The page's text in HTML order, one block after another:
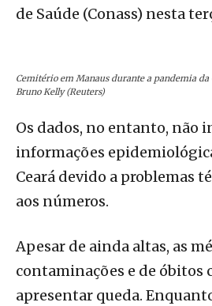
de Saúde (Conass) nesta
Cemitério em Manaus durante a pandemia da
Bruno Kelly (Reuters)
Os dados, no entanto, não
informações
Ceará devido a problemas
aos números.
Apesar de ainda altas, as
contaminações e de óbitos
apresentar queda.